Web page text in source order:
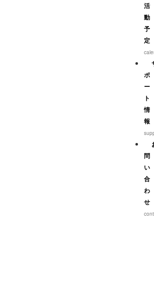
活
動
予
定
ポ
ー
ト
情
報
問
い
合
わ
せ